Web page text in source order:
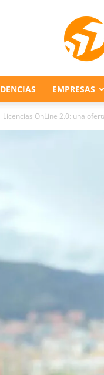
EMPRESAS
Licencias OnLine 2.0: una